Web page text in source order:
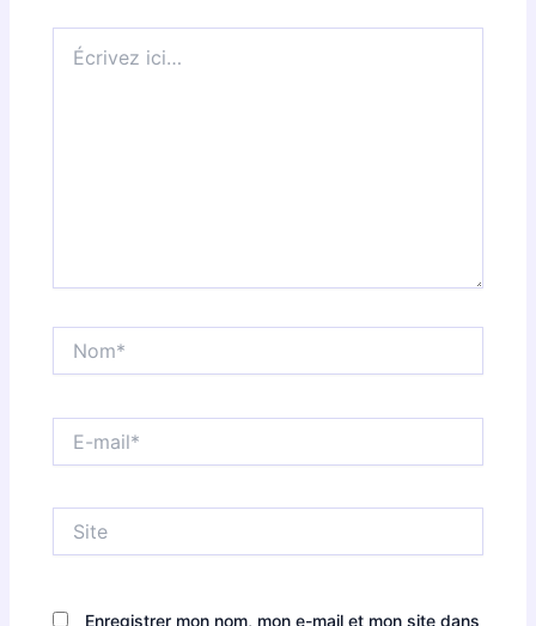
ici…
mail*
Enregistrer mon nom, mon e-mail et mon site dans